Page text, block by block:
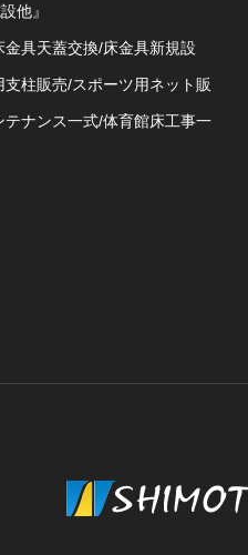
他』
金具天蓋交換/床金具新規設
柱販売/スポーツ用ネット販
テナンス一式/体育館床工事一